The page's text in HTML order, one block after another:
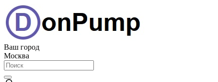
Ваш город
Москва